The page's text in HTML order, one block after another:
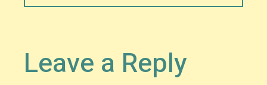
Leave a Reply